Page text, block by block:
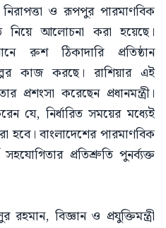
নিরাপত্তা ও রূপপুর পারমাণবিক
নিয়ে আলোচনা করা হয়েছে।
রুশ ঠিকাদারি প্রতিষ্ঠান
কাজ করছে। রাশিয়ার এই
প্রশংসা করেছেন প্রধানমন্ত্রী।
যে, নির্ধারিত সময়ের মধ্যেই
হবে। বাংলাদেশের পারমাণবিক
প্রতিশ্রুতি পুনর্ব্যক্ত
রহমান, বিজ্ঞান ও প্রযুক্তিমন্ত্রী